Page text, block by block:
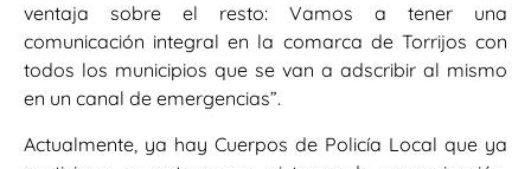
ventaja sobre el resto: Vamos a tener una
comunicación integral en la comarca de Torrijos con
todos los municipios que se van a adscribir al mismo
en un canal de emergencias”.
Actualmente, ya hay Cuerpos de Policía Local que ya